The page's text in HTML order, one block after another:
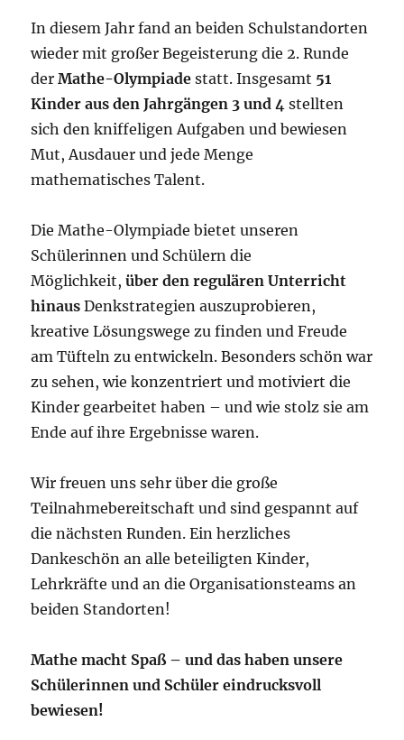
In diesem Jahr fand an beiden Schulstandorten
wieder mit großer Begeisterung die 2. Runde
derMathe-Olympiade statt. Insgesamt 51
Kinder aus den Jahrgängen 3 und 4 stellten
sich den kniffeligen Aufgaben und bewiesen
Mut, Ausdauer und jede Menge
mathematisches Talent.
Die Mathe-Olympiade bietet unseren
Schülerinnen und Schülern die
Möglichkeit,über den regulären Unterricht
hinaus Denkstrategien auszuprobieren,
kreative Lösungswege zu finden und Freude
am Tüfteln zu entwickeln. Besonders schön war
zu sehen, wie konzentriert und motiviert die
Kinder gearbeitet haben – und wie stolz sie am
Ende auf ihre Ergebnisse waren.
Wir freuen uns sehr über die große
Teilnahmebereitschaft und sind gespannt auf
die nächsten Runden. Ein herzliches
Dankeschön an alle beteiligten Kinder,
Lehrkräfte und an die Organisationsteams an
beiden Standorten!
Mathe macht Spaß – und das haben unsere
Schülerinnen und Schüler eindrucksvoll
bewiesen!